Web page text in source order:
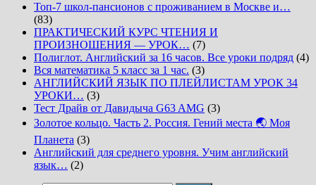
Топ-7 школ-пансионов с проживанием в Москве и…
(83)
ПРАКТИЧЕСКИЙ КУРС ЧТЕНИЯ И
ПРОИЗНОШЕНИЯ — УРОК… (7)
Полиглот. Английский за 16 часов. Все уроки подряд (4)
Вся математика 5 класс за 1 час. (3)
АНГЛИЙСКИЙ ЯЗЫК ПО ПЛЕЙЛИСТАМ УРОК 34
УРОКИ… (3)
Тест Драйв от Давидыча G63 AMG (3)
Золотое кольцо. Часть 2. Россия. Гений места 🌏 Моя
Планета (3)
Английский для среднего уровня. Учим английский
язык… (2)